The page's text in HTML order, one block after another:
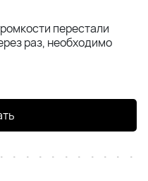
перестали
раз, необходимо